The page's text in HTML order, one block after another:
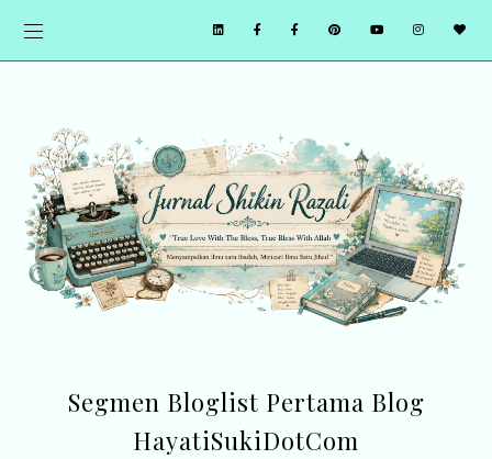
Segmen Bloglist Pertama Blog
HayatiSukiDotCom